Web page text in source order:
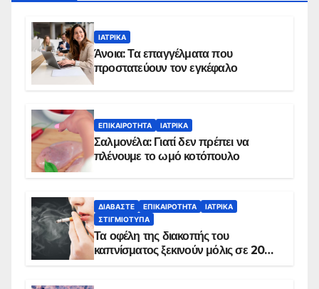
ΙΑΤΡΙΚΆ
Άνοια: Τα επαγγέλματα που
προστατεύουν τον εγκέφαλο
ΕΠΙΚΑΙΡΌΤΗΤΑ ΙΑΤΡΙΚΆ
Σαλμονέλα: Γιατί δεν πρέπει να
πλένουμε το ωμό κοτόπουλο
ΔΙΑΒΆΣΤΕ ΕΠΙΚΑΙΡΌΤΗΤΑ
ΙΑΤΡΙΚΆ
ΣΤΙΓΜΙΌΤΥΠΑ
Τα οφέλη της διακοπής του
καπνίσματος ξεκινούν μόλις σε 20